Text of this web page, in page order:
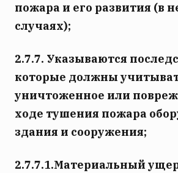
пожара и его развития (в
случаях);
2.7.7. Указываются
которые должны
уничтоженное или
ходе тушения пожара
здания и сооружения;
2.7.7.1.Материальный